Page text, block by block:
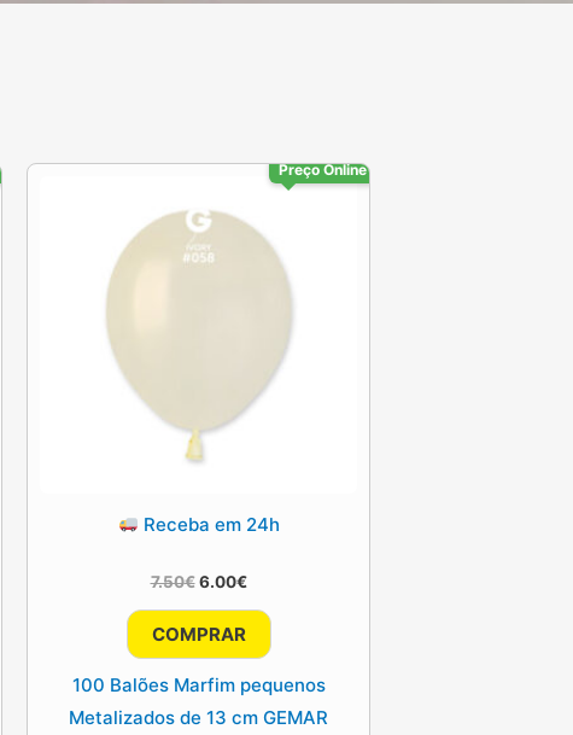
Preço Online
Receba em 24h
7.50€ O
era:
7.50€.
6.00€O
atual
é:
6.00€.
COMPRAR
100 Balões Marfim pequenos
Metalizados de 13 cm GEMAR